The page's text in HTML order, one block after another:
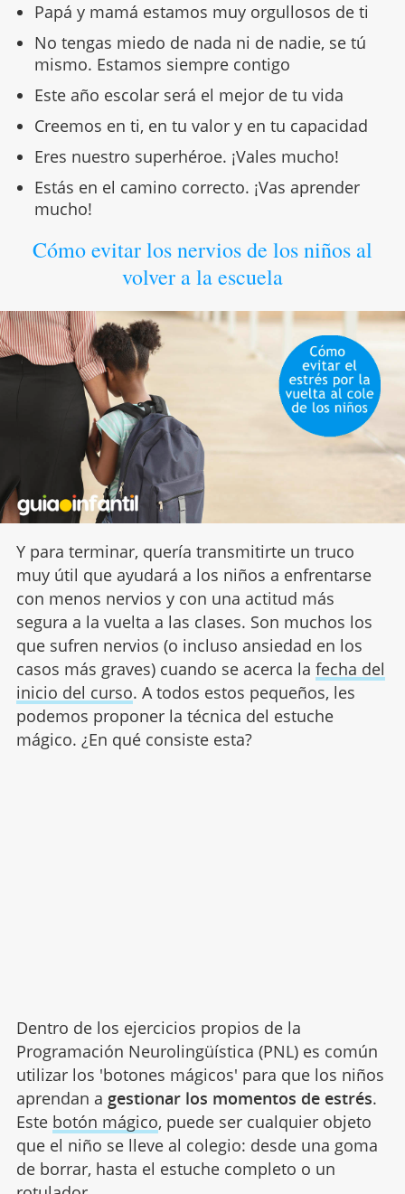
Papá y mamá estamos muy orgullosos de ti
No tengas miedo de nada ni de nadie, se tú
mismo. Estamos siempre contigo
Este año escolar será el mejor de tu vida
Creemos en ti, en tu valor y en tu capacidad
Eres nuestro superhéroe. ¡Vales mucho!
Estás en el camino correcto. ¡Vas aprender
mucho!
Cómo evitar los nervios de los niños al
volver a la escuela
Y para terminar, quería transmitirte un truco
muy útil que ayudará a los niños a enfrentarse
con menos nervios y con una actitud más
segura a la vuelta a las clases. Son muchos los
que sufren nervios (o incluso ansiedad en los
casos más graves) cuando se acerca la fecha del
inicio del curso. A todos estos pequeños, les
podemos proponer la técnica del estuche
mágico. ¿En qué consiste esta?
Dentro de los ejercicios propios de la
Programación Neurolingüística (PNL) es común
utilizar los 'botones mágicos' para que los niños
aprendan a gestionar los momentos de estrés.
Este botón mágico, puede ser cualquier objeto
que el niño se lleve al colegio: desde una goma
de borrar, hasta el estuche completo o un